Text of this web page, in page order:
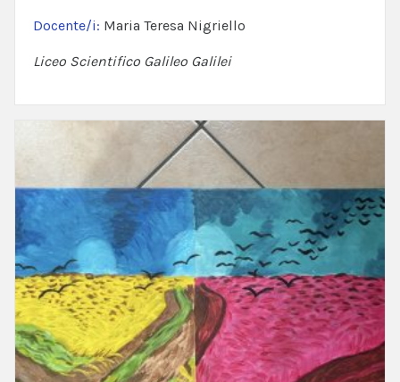
Docente/i: Maria Teresa Nigriello
Liceo Scientifico Galileo Galilei